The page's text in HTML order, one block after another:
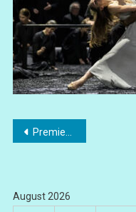
Premiere „Messa da Requiem“ vom Staatsballett Berlin
August 2026